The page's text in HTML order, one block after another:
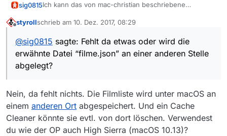
sig0815Ich kann das von mac-christian beschriebene
Kann mich allerdings nicht wirklich erinnern seit wann
/.mediathek3/downloadAbos.txt
/.mediathek3/mediadb.txt
/.mediathek3/mediathek.xml
/.mediathek3/mediathek.xml_copy_1
/.mediathek3/mediathek.xml_copy_2
So sieht der inhalt des Mediathek-Ordners bei
geöffnetem Programm bei mir aus.
Fehlt da etwas oder wird die erwähnte Datei
“filme.json” an einer anderen Stelle abgelegt?
Siglinde
styrollschrieb am 10. Dez. 2017, 08:29
zuletzt editiert von
@sig0815 sagte: Fehlt da etwas oder wird die
erwähnte Datei “filme.json” an einer anderen Stelle
abgelegt?
Nein, da fehlt nichts. Die Filmliste wird unter macOS an
einem anderen Ort abgespeichert. Und ein Cache
Cleaner könnte sie evtl. von dort löschen. Verwendest
du wie der OP auch High Sierra (macOS 10.13)?